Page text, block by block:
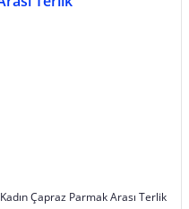
Kadın Çapraz Parmak Arası Terlik